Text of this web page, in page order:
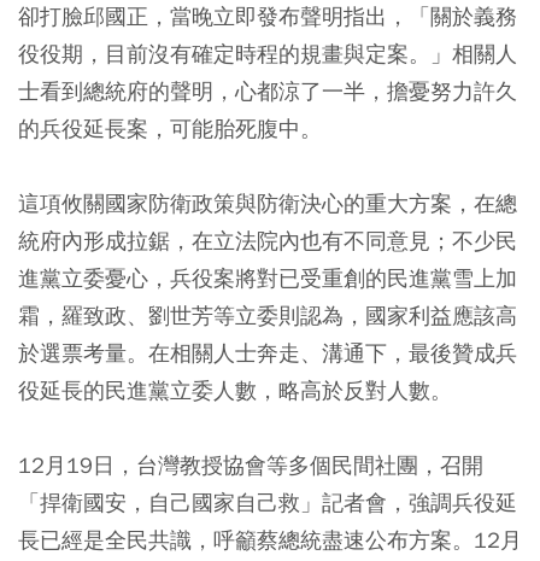
卻打臉邱國正，當晚立即發布聲明指出，「關於義務
役役期，目前沒有確定時程的規畫與定案。」相關人
士看到總統府的聲明，心都涼了一半，擔憂努力許久
的兵役延長案，可能胎死腹中。
這項攸關國家防衛政策與防衛決心的重大方案，在總
統府內形成拉鋸，在立法院內也有不同意見；不少民
進黨立委憂心，兵役案將對已受重創的民進黨雪上加
霜，羅致政、劉世芳等立委則認為，國家利益應該高
於選票考量。在相關人士奔走、溝通下，最後贊成兵
役延長的民進黨立委人數，略高於反對人數。
12月19日，台灣教授協會等多個民間社團，召開
「捍衛國安，自己國家自己救」記者會，強調兵役延
長已經是全民共識，呼籲蔡總統盡速公布方案。12月